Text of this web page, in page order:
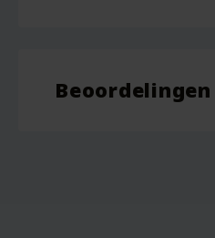
Dessin
Floral
Beoordelingen